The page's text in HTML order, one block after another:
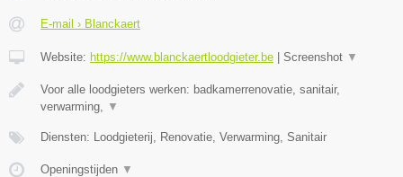
E-mail › Blanckaert
Website: https://www.blanckaertloodgieter.be Screenshot ▼
Voor alle loodgieters werken: badkamerrenovatie, sanitair,
verwarming,
▼
Diensten: Loodgieterij, Renovatie, Verwarming, Sanitair
Openingstijden ▼